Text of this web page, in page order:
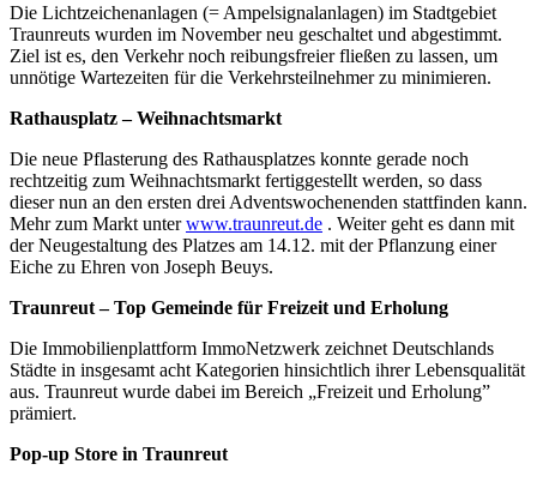
Die Lichtzeichenanlagen (= Ampelsignalanlagen) im Stadtgebiet
Traunreuts wurden im November neu geschaltet und abgestimmt.
Ziel ist es, den Verkehr noch reibungsfreier fließen zu lassen, um
unnötige Wartezeiten für die Verkehrsteilnehmer zu minimieren.
Rathausplatz – Weihnachtsmarkt
Die neue Pflasterung des Rathausplatzes konnte gerade noch
rechtzeitig zum Weihnachtsmarkt fertiggestellt werden, so dass
dieser nun an den ersten drei Adventswochenenden stattfinden kann.
Mehr zum Markt unterwww.traunreut.de . Weiter geht es dann mit
der Neugestaltung des Platzes am 14.12. mit der Pflanzung einer
Eiche zu Ehren von Joseph Beuys.
Traunreut – Top Gemeinde für Freizeit und Erholung
Die Immobilienplattform ImmoNetzwerk zeichnet Deutschlands
Städte in insgesamt acht Kategorien hinsichtlich ihrer Lebensqualität
aus. Traunreut wurde dabei im Bereich „Freizeit und Erholung”
prämiert.
Pop-up Store in Traunreut